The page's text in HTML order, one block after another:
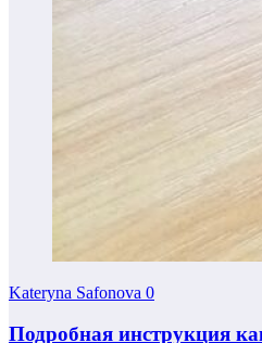
Kateryna Safonova 0
Подробная инструкция